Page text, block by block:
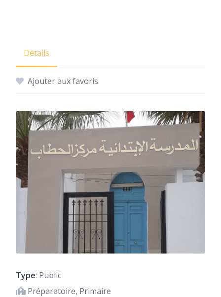
Détails
Ajouter aux favoris
Type: Public
Préparatoire, Primaire